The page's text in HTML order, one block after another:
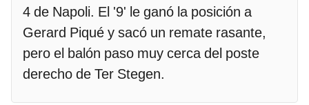
4 de Napoli. El '9' le ganó la posición a
Gerard Piqué y sacó un remate rasante,
pero el balón paso muy cerca del poste
derecho de Ter Stegen.